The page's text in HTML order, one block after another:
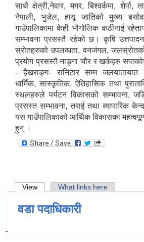
साथै क्षेत्री,नेवार, मगर, बिश्वर्कमा, शेर्पा,
नेपाली, भुजेल, हायू जातिको मुख्य
गाउँपालिकामा केही भौगोलिक कठीनाई
सम्भावना प्रसस्तै रहेको छ। कृषि
स्रोतहरुको उपलव्धता, वनजंगल,
प्रयोग प्रसस्तै नाङ्गा चौर र खर्कहरु
- हैखराङ्ग- रानिटार सम्म जलयातायात
धार्मिक, सास्कृतिक, ऐतिहासिक तथा
स्थलहरुले पर्यटन विकासको सम्भावना,
प्रसस्त सम्भावना, तराई तथा व्यापारिक
यस गाउँपालिकाको आर्थिक विकासका
हुन् ।
Primary tabs
View (active tab)What links here
वडा पदाधिकारी
-